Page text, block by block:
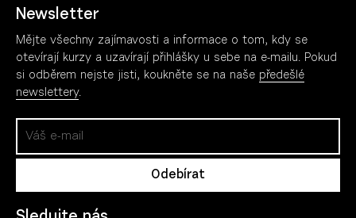
Newsletter
Mějte všechny zajímavosti a informace o tom, kdy se
otevírají kurzy a uzavírají přihlášky u sebe na e-mailu. Pokud
si odběrem nejste jisti, koukněte se na naše předešlé
newslettery.